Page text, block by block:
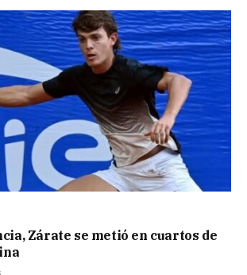
Zárate se metió en cuartos de